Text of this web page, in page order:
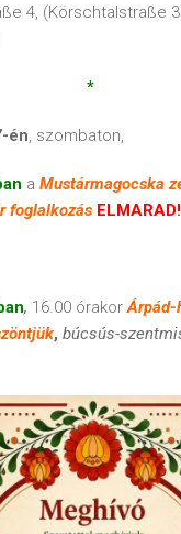
4, (Körschtalstraße
*
én, szombaton,
a Mustármagocska
foglalkozás ELMARAD!
, 16.00 órakorÁrpád-
, búcsús-